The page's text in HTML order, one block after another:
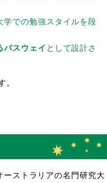
学での勉強スタイルを段
パスウェイ として設計さ
。
ストラリアの名門研究大